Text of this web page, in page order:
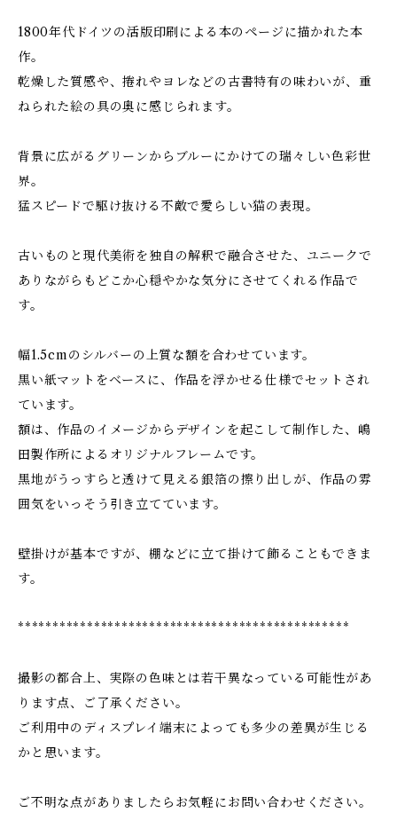
1800年代ドイツの活版印刷による本のページに描かれた本
作。
乾燥した質感や、捲れやヨレなどの古書特有の味わいが、重
ねられた絵の具の奥に感じられます。
背景に広がるグリーンからブルーにかけての瑞々しい色彩世
界。
猛スピードで駆け抜ける不敵で愛らしい猫の表現。
古いものと現代美術を独自の解釈で融合させた、ユニークで
ありながらもどこか心穏やかな気分にさせてくれる作品で
す。
幅1.5cmのシルバーの上質な額を合わせています。
黒い紙マットをベースに、作品を浮かせる仕様でセットされ
ています。
額は、作品のイメージからデザインを起こして制作した、嶋
田製作所によるオリジナルフレームです。
黒地がうっすらと透けて見える銀箔の擦り出しが、作品の雰
囲気をいっそう引き立てています。
壁掛けが基本ですが、棚などに立て掛けて飾ることもできま
す。
************************************************
撮影の都合上、実際の色味とは若干異なっている可能性があ
ります点、ご了承ください。
ご利用中のディスプレイ端末によっても多少の差異が生じる
かと思います。
ご不明な点がありましたらお気軽にお問い合わせください。